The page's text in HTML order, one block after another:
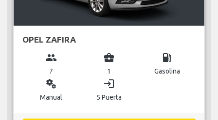
OPEL ZAFIRA
group
7
business_center
1
local_gas_station
Gasolina
miscellaneous_services
Manual
login
5 Puerta